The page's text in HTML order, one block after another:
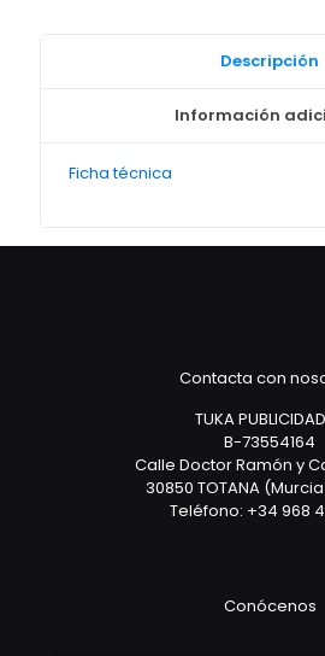
Descripción
Información
Ficha técnica
Contacta con
TUKA
B-73554164
Calle Doctor Ramón y
30850 TOTANA
Teléfono: +34 968
Conócenos